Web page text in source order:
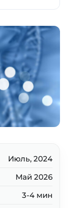
Июль, 2024
Май 2026
3-4 мин